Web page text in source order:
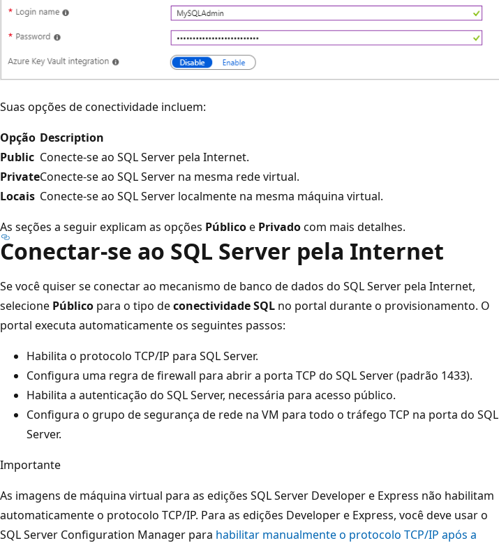
Suas opções de conectividade incluem:
Opção Description
Public Conecte-se ao SQL Server pela Internet.
PrivateConecte-se ao SQL Server na mesma rede virtual.
Locais Conecte-se ao SQL Server localmente na mesma máquina virtual.
As seções a seguir explicam as opções Públicoe Privadocom mais detalhes.
Conectar-se ao SQL Server pela Internet
Se você quiser se conectar ao mecanismo de banco de dados do SQL Server pela Internet,
selecione Público para o tipo deconectividade SQL no portal durante o provisionamento. O
portal executa automaticamente os seguintes passos:
Habilita o protocolo TCP/IP para SQL Server.
Configura uma regra de firewall para abrir a porta TCP do SQL Server (padrão 1433).
Habilita a autenticação do SQL Server, necessária para acesso público.
Configura o grupo de segurança de rede na VM para todo o tráfego TCP na porta do SQL
Server.
Importante
As imagens de máquina virtual para as edições SQL Server Developer e Express não habilitam
automaticamente o protocolo TCP/IP. Para as edições Developer e Express, você deve usar o
SQL Server Configuration Manager para habilitar manualmente o protocolo TCP/IP após a